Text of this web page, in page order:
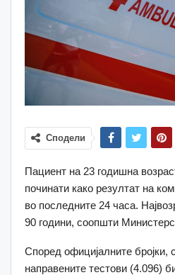
Сподели
Пациент на 23 годишна
починати како резултат на
во последните 24 часа.
90 години, соопшти
Според официјалните бројки,
направените тестови (4.096)